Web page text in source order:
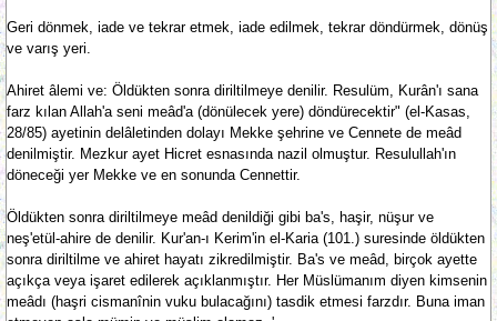
Geri dönmek, iade ve tekrar etmek, iade edilmek, tekrar döndürmek, dönüş
ve varış yeri.
Ahiret âlemi ve: Öldükten sonra diriltilmeye denilir. Resulüm, Kurân'ı sana
farz kılan Allah'a seni meâd'a (dönülecek yere) döndürecektir" (el-Kasas,
28/85) ayetinin delâletinden dolayı Mekke şehrine ve Cennete de meâd
denilmiştir. Mezkur ayet Hicret esnasında nazil olmuştur. Resulullah'ın
döneceği yer Mekke ve en sonunda Cennettir.
Öldükten sonra diriltilmeye meâd denildiği gibi ba's, haşir, nüşur ve
neş'etül-ahire de denilir. Kur'an-ı Kerim'in el-Karia (101.) suresinde öldükten
sonra diriltilme ve ahiret hayatı zikredilmiştir. Ba's ve meâd, birçok ayette
açıkça veya işaret edilerek açıklanmıştır. Her Müslümanım diyen kimsenin
meâdı (haşri cismanînin vuku bulacağını) tasdik etmesi farzdır. Buna iman